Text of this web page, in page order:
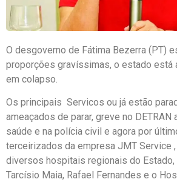
O desgoverno de Fátima Bezerra (PT)
proporções gravíssimas, o estado está
em colapso.
Os principais Servicos ou já estão
ameaçados de parar, greve no DETRAN
saúde e na polícia civil e agora por
terceirizados da empresa JMT Service ,
diversos hospitais regionais do
Tarcísio Maia, Rafael Fernandes e o